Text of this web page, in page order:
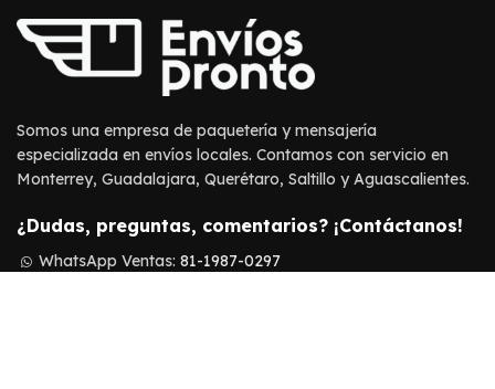
Somos una empresa de paquetería y mensajería
especializada en envíos locales. Contamos con servicio en
Monterrey, Guadalajara, Querétaro, Saltillo y Aguascalientes.
¿Dudas, preguntas, comentarios? ¡Contáctanos!
WhatsApp Ventas: 81-1987-0297